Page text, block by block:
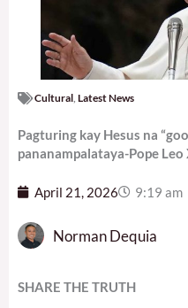
Cultural Latest News
Pagturing kay Hesus na
pananampalataya-Pope Leo
April 21, 2026 9:19 am
Norman Dequia
SHARE THE TRUTH